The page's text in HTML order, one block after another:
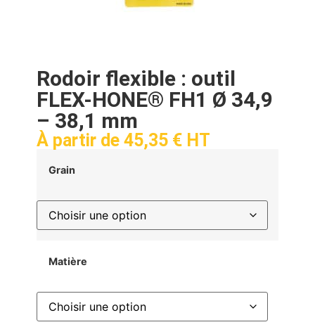
Rodoir flexible : outil
FLEX-HONE® FH1 Ø 34,9
– 38,1 mm
À partir de 45,35 € HT
Grain
Matière